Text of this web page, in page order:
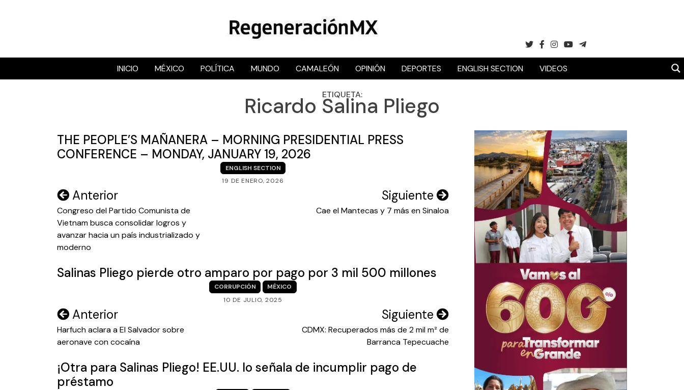
RegeneraciónMX
Sitio de noticias libre e independiente
INICIO MÉXICO POLÍTICA MUNDO CAMALEÓN OPINIÓN DEPORTES ENGLISH SECTION VIDEOS
ETIQUETA:
Ricardo Salina Pliego
THE PEOPLE’S MAÑANERA – MORNING PRESIDENTIAL PRESS
CONFERENCE – MONDAY, JANUARY 19, 2026
ENGLISH SECTION
19 DE ENERO, 2026
Navegación
de
entradas
Anterior
Congreso del Partido Comunista de
Vietnam busca consolidar logros y
avanzar hacia un país industrializado y
moderno
Siguiente
Cae el Mantecas y 7 más en Sinaloa
Salinas Pliego pierde otro amparo por pago por 3 mil 500 millones
CORRUPCIÓN
MÉXICO
10 DE JULIO, 2025
Navegación
de
Anterior
Harfuch aclara a El Salvador sobre
aeronave con cocaína
Siguiente
CDMX: Recuperados más de 2 mil m² de
Barranca Tepecuache
¡Otra para Salinas Pliego! EE.UU. lo señala de incumplir pago de
préstamo